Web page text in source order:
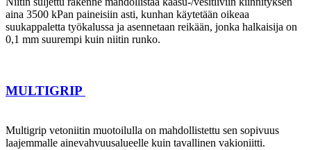
aina 3500 kPan paineisiin asti, kunhan käytetään oikeaa
suukappaletta työkalussa ja asennetaan reikään, jonka halkaisija on
0,1 mm suurempi kuin niitin runko.
MULTIGRIP
Multigrip vetoniitin muotoilulla on mahdollistettu sen sopivuus
laajemmalle ainevahvuusalueelle kuin tavallinen vakioniitti.